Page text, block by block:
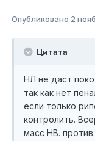
Опубликовано 2
Цитата
НЛ не даст
так как нет
если только
контролить.
масс НВ.